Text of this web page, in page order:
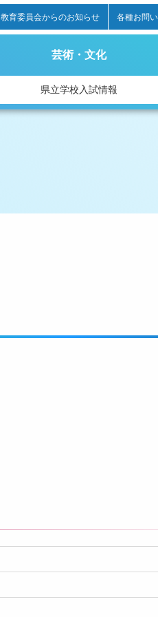
教育委員会からのお知らせ 各種お問
芸術・文化
県立学校入試情報